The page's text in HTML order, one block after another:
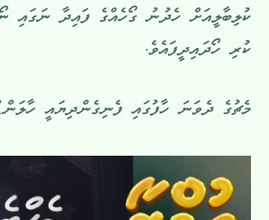
ކުރި ހޯދައިދީފައެވެ.
މެޗުގެ ދެވަނަ ހާފުގައި ފެނިގެންދިޔައީ